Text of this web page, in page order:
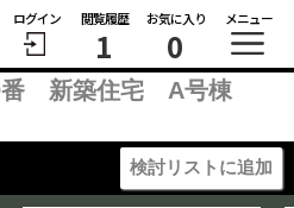
ログイン 閲覧履歴
1
お気に入り
0
メニュー
番 新築住宅 A号棟
検討リストに追加